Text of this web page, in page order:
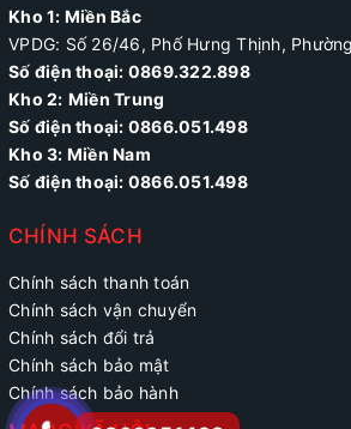
Kho 1: Miền Bắc
VPDG: Số 26/46, Phố Hưng Thịnh,
Số điện thoại: 0869.322.898
Kho 2: Miền Trung
Số điện thoại: 0866.051.498
Kho 3: Miền Nam
Số điện thoại: 0866.051.498
CHÍNH SÁCH
Chính sách thanh toán
Chính sách vận chuyển
Chính sách đổi trả
Chính sách bảo mật
Chính sách bảo hành